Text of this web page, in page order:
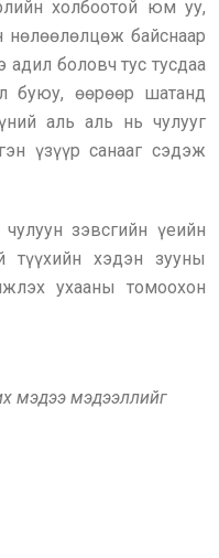
холбоотой юм уу,
нөлөөлөлцөж байснаар
боловч тус тусдаа
буюу, өөрөөр шатанд
аль аль нь чулууг
үзүүр санааг сэдэж
зэвсгийн үеийн
түүхийн хэдэн зууны
ухааны томоохон
мэдээ мэдээллийг